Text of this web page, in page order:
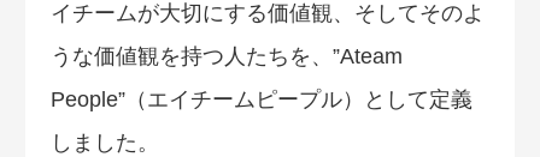
イチームが大切にする価値観、そしてそのよ
うな価値観を持つ人たちを、”Ateam
People”（エイチームピープル）として定義
しました。